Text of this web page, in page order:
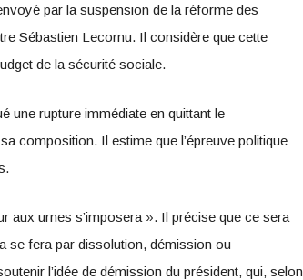
par la suspension de la réforme des
Sébastien Lecornu. Il considère que cette
de la sécurité sociale.
une rupture immédiate en quittant le
composition. Il estime que l’épreuve politique
aux urnes s’imposera ». Il précise que ce sera
se fera par dissolution, démission ou
l’idée de démission du président, qui, selon